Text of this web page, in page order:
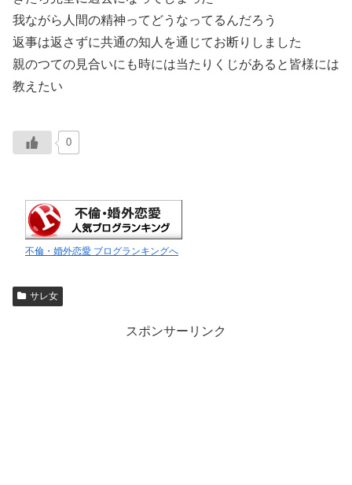
我ながら人間の精神ってどうなってるんだろう
返事は返さずに共通の知人を通じてお断りしました
親のつての見合いにも時には当たりくじがあると皆様には
教えたい
0
不倫・婚外恋愛 ブログランキングへ
サレ女
スポンサーリンク